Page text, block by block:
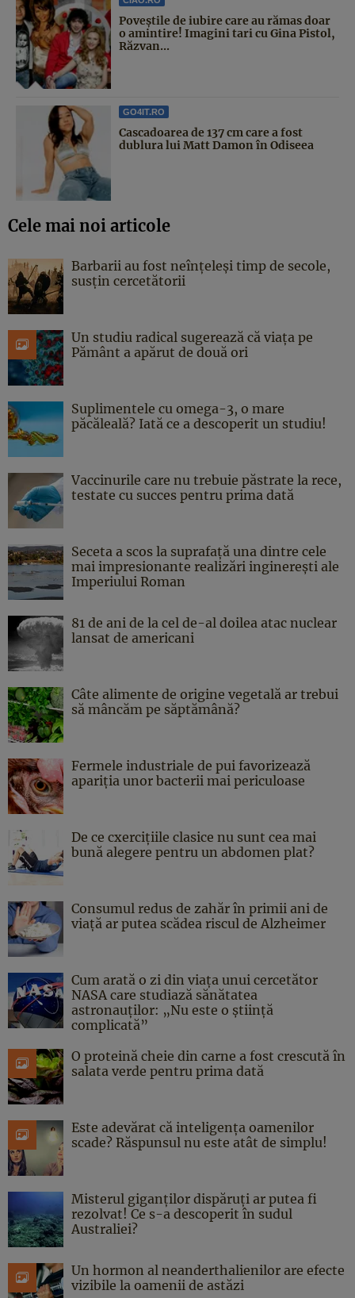
Poveştile de iubire care au rămas doar
o amintire! Imagini tari cu Gina Pistol,
Răzvan...
GO4IT.RO
Cascadoarea de 137 cm care a fost
dublura lui Matt Damon în Odiseea
Cele mai noi articole
Barbarii au fost neînțeleși timp de secole,
susțin cercetătorii
Un studiu radical sugerează că viața pe
Pământ a apărut de două ori
Suplimentele cu omega-3, o mare
păcăleală? Iată ce a descoperit un studiu!
Vaccinurile care nu trebuie păstrate la rece,
testate cu succes pentru prima dată
Seceta a scos la suprafață una dintre cele
mai impresionante realizări inginerești ale
Imperiului Roman
81 de ani de la cel de-al doilea atac nuclear
lansat de americani
Câte alimente de origine vegetală ar trebui
să mâncăm pe săptămână?
Fermele industriale de pui favorizează
apariția unor bacterii mai periculoase
De ce cxercițiile clasice nu sunt cea mai
bună alegere pentru un abdomen plat?
Consumul redus de zahăr în primii ani de
viață ar putea scădea riscul de Alzheimer
Cum arată o zi din viața unui cercetător
NASA care studiază sănătatea
astronauților: „Nu este o știință
complicată”
O proteină cheie din carne a fost crescută în
salata verde pentru prima dată
Este adevărat că inteligența oamenilor
scade? Răspunsul nu este atât de simplu!
Misterul giganților dispăruți ar putea fi
rezolvat! Ce s-a descoperit în sudul
Australiei?
Un hormon al neanderthalienilor are efecte
vizibile la oamenii de astăzi